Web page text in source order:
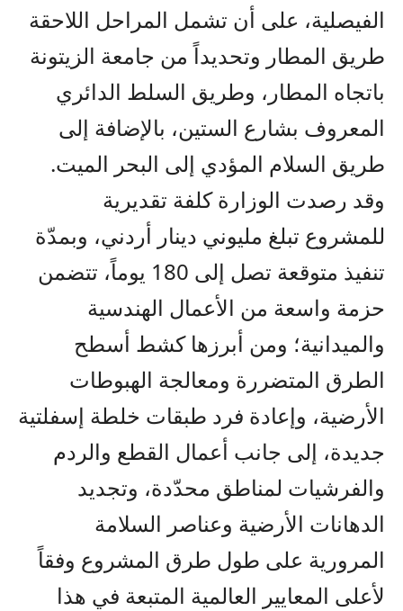
الفيصلية، على أن تشمل المراحل اللاحقة
طريق المطار وتحديداً من جامعة الزيتونة
باتجاه المطار، وطريق السلط الدائري
المعروف بشارع الستين، بالإضافة إلى
طريق السلام المؤدي إلى البحر الميت.
وقد رصدت الوزارة كلفة تقديرية
للمشروع تبلغ مليوني دينار أردني، وبمدّة
تنفيذ متوقعة تصل إلى 180 يوماً، تتضمن
حزمة واسعة من الأعمال الهندسية
والميدانية؛ ومن أبرزها كشط أسطح
الطرق المتضررة ومعالجة الهبوطات
الأرضية، وإعادة فرد طبقات خلطة إسفلتية
جديدة، إلى جانب أعمال القطع والردم
والفرشيات لمناطق محدّدة، وتجديد
الدهانات الأرضية وعناصر السلامة
المرورية على طول طرق المشروع وفقاً
لأعلى المعايير العالمية المتبعة في هذا